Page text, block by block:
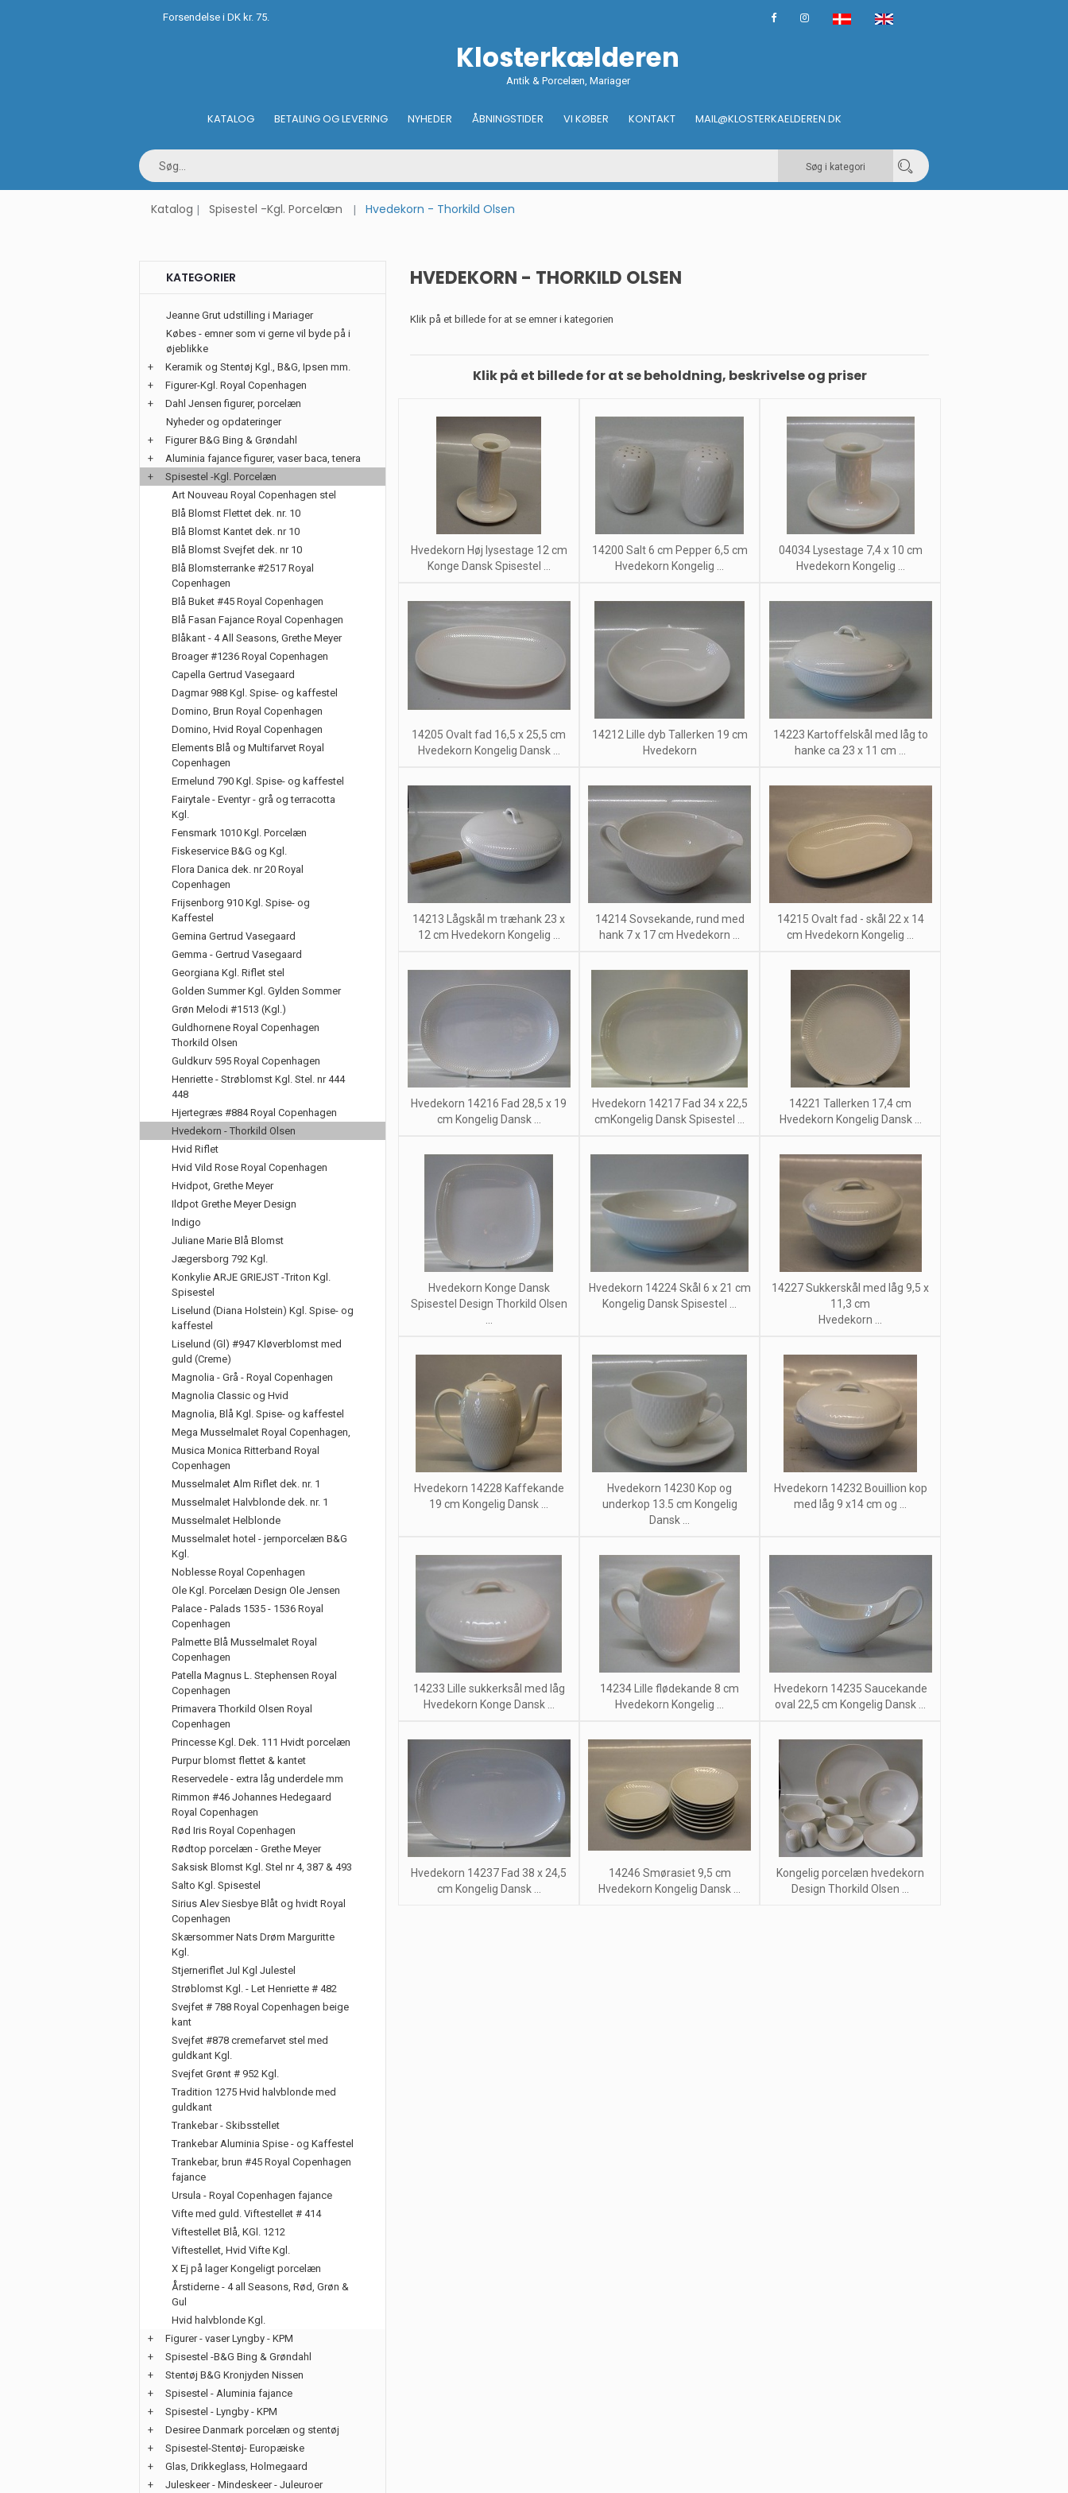
Forsendelse i DK kr. 75.
Klosterkælderen
Antik & Porcelæn, Mariager
KATALOG BETALING OG LEVERING NYHEDER ÅBNINGSTIDER VI KØBER KONTAKT MAIL@KLOSTERKAELDEREN.DK
Søg i kategori
Katalog Spisestel -Kgl. Porcelæn Hvedekorn - Thorkild Olsen
HVEDEKORN - THORKILD OLSEN
Klik på et billede for at se emner i kategorien
Klik på et billede for at se beholdning, beskrivelse og priser
Hvedekorn Høj lysestage 12 cm
Konge Dansk Spisestel ...
14200 Salt 6 cm Pepper 6,5 cm
Hvedekorn Kongelig ...
04034 Lysestage 7,4 x 10 cm
Hvedekorn Kongelig ...
14205 Ovalt fad 16,5 x 25,5 cm
Hvedekorn Kongelig Dansk ...
14212 Lille dyb Tallerken 19 cm
Hvedekorn
14223 Kartoffelskål med låg to
hanke ca 23 x 11 cm ...
14213 Lågskål m træhank 23 x
12 cm Hvedekorn Kongelig ...
14214 Sovsekande, rund med
hank 7 x 17 cm Hvedekorn ...
14215 Ovalt fad - skål 22 x 14
cm Hvedekorn Kongelig ...
Hvedekorn 14216 Fad 28,5 x 19
cm Kongelig Dansk ...
Hvedekorn 14217 Fad 34 x 22,5
cmKongelig Dansk Spisestel ...
14221 Tallerken 17,4 cm
Hvedekorn Kongelig Dansk ...
Hvedekorn Konge Dansk
Spisestel Design Thorkild Olsen
Hvedekorn 14224 Skål 6 x 21 cm
Kongelig Dansk Spisestel ...
14227 Sukkerskål med låg 9,5 x
11,3 cm
Hvedekorn ...
Hvedekorn 14228 Kaffekande
19 cm Kongelig Dansk ...
Hvedekorn 14230 Kop og
underkop 13.5 cm Kongelig
Dansk ...
Hvedekorn 14232 Bouillion kop
med låg 9 x14 cm og ...
14233 Lille sukkerksål med låg
Hvedekorn Konge Dansk ...
14234 Lille flødekande 8 cm
Hvedekorn Kongelig ...
Hvedekorn 14235 Saucekande
oval 22,5 cm Kongelig Dansk ...
Hvedekorn 14237 Fad 38 x 24,5
cm Kongelig Dansk ...
14246 Smørasiet 9,5 cm
Hvedekorn Kongelig Dansk ...
Kongelig porcelæn hvedekorn
Design Thorkild Olsen ...
KATEGORIER
Jeanne Grut udstilling i Mariager
Købes - emner som vi gerne vil byde på i
øjeblikke
+
Keramik og Stentøj Kgl., B&G, Ipsen mm.
+
Figurer-Kgl. Royal Copenhagen
+
Dahl Jensen figurer, porcelæn
Nyheder og opdateringer
+
Figurer B&G Bing & Grøndahl
+
Aluminia fajance figurer, vaser baca, tenera
+
Spisestel -Kgl. Porcelæn
Art Nouveau Royal Copenhagen stel
Blå Blomst Flettet dek. nr. 10
Blå Blomst Kantet dek. nr 10
Blå Blomst Svejfet dek. nr 10
Blå Blomsterranke #2517 Royal
Copenhagen
Blå Buket #45 Royal Copenhagen
Blå Fasan Fajance Royal Copenhagen
Blåkant - 4 All Seasons, Grethe Meyer
Broager #1236 Royal Copenhagen
Capella Gertrud Vasegaard
Dagmar 988 Kgl. Spise- og kaffestel
Domino, Brun Royal Copenhagen
Domino, Hvid Royal Copenhagen
Elements Blå og Multifarvet Royal
Copenhagen
Ermelund 790 Kgl. Spise- og kaffestel
Fairytale - Eventyr - grå og terracotta
Kgl.
Fensmark 1010 Kgl. Porcelæn
Fiskeservice B&G og Kgl.
Flora Danica dek. nr 20 Royal
Copenhagen
Frijsenborg 910 Kgl. Spise- og
Kaffestel
Gemina Gertrud Vasegaard
Gemma - Gertrud Vasegaard
Georgiana Kgl. Riflet stel
Golden Summer Kgl. Gylden Sommer
Grøn Melodi #1513 (Kgl.)
Guldhornene Royal Copenhagen
Thorkild Olsen
Guldkurv 595 Royal Copenhagen
Henriette - Strøblomst Kgl. Stel. nr 444
448
Hjertegræs #884 Royal Copenhagen
Hvedekorn - Thorkild Olsen
Hvid Riflet
Hvid Vild Rose Royal Copenhagen
Hvidpot, Grethe Meyer
Ildpot Grethe Meyer Design
Indigo
Juliane Marie Blå Blomst
Jægersborg 792 Kgl.
Konkylie ARJE GRIEJST -Triton Kgl.
Spisestel
Liselund (Diana Holstein) Kgl. Spise- og
kaffestel
Liselund (Gl) #947 Kløverblomst med
guld (Creme)
Magnolia - Grå - Royal Copenhagen
Magnolia Classic og Hvid
Magnolia, Blå Kgl. Spise- og kaffestel
Mega Musselmalet Royal Copenhagen,
Musica Monica Ritterband Royal
Copenhagen
Musselmalet Alm Riflet dek. nr. 1
Musselmalet Halvblonde dek. nr. 1
Musselmalet Helblonde
Musselmalet hotel - jernporcelæn B&G
Kgl.
Noblesse Royal Copenhagen
Ole Kgl. Porcelæn Design Ole Jensen
Palace - Palads 1535 - 1536 Royal
Copenhagen
Palmette Blå Musselmalet Royal
Copenhagen
Patella Magnus L. Stephensen Royal
Copenhagen
Primavera Thorkild Olsen Royal
Copenhagen
Princesse Kgl. Dek. 111 Hvidt porcelæn
Purpur blomst flettet & kantet
Reservedele - extra låg underdele mm
Rimmon #46 Johannes Hedegaard
Royal Copenhagen
Rød Iris Royal Copenhagen
Rødtop porcelæn - Grethe Meyer
Saksisk Blomst Kgl. Stel nr 4, 387 & 493
Salto Kgl. Spisestel
Sirius Alev Siesbye Blåt og hvidt Royal
Copenhagen
Skærsommer Nats Drøm Marguritte
Kgl.
Stjerneriflet Jul Kgl Julestel
Strøblomst Kgl. - Let Henriette # 482
Svejfet # 788 Royal Copenhagen beige
kant
Svejfet #878 cremefarvet stel med
guldkant Kgl.
Svejfet Grønt # 952 Kgl.
Tradition 1275 Hvid halvblonde med
guldkant
Trankebar - Skibsstellet
Trankebar Aluminia Spise - og Kaffestel
Trankebar, brun #45 Royal Copenhagen
fajance
Ursula - Royal Copenhagen fajance
Vifte med guld. Viftestellet # 414
Viftestellet Blå, KGl. 1212
Viftestellet, Hvid Vifte Kgl.
X Ej på lager Kongeligt porcelæn
Årstiderne - 4 all Seasons, Rød, Grøn &
Gul
Hvid halvblonde Kgl.
+
Figurer - vaser Lyngby - KPM
+
Spisestel -B&G Bing & Grøndahl
+
Stentøj B&G Kronjyden Nissen
+
Spisestel - Aluminia fajance
+
Spisestel - Lyngby - KPM
+
Desiree Danmark porcelæn og stentøj
+
Spisestel-Stentøj- Europæiske
+
Glas, Drikkeglass, Holmegaard
+
Juleskeer - Mindeskeer - Juleuroer